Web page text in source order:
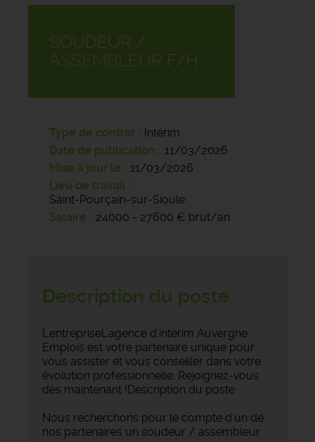
SOUDEUR /
ASSEMBLEUR F/H
Type de contrat
Intérim
Date de publication
11/03/2026
Mise à jour le
11/03/2026
Lieu de travail
Saint-Pourçain-sur-Sioule
Salaire
24000 - 27600 € brut/an
Description du poste
L'entrepriseL'agence d'intérim Auvergne
Emplois est votre partenaire unique pour
vous assister et vous conseiller dans votre
évolution professionnelle. Rejoignez-vous
dès maintenant !Description du poste
Nous recherchons pour le compte d'un de
nos partenaires un soudeur / assembleur .